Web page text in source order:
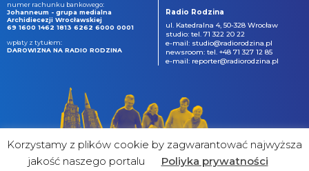
numer rachunku bankowego:
Johanneum - grupa medialna
Archidiecezji Wrocławskiej
69 1600 1462 1813 6262 6000 0001
wpłaty z tytułem:
DAROWIZNA NA RADIO RODZINA
Radio Rodzina
ul. Katedralna 4, 50-328 Wrocław
studio: tel. 71 322 20 22
e-mail: studio@radiorodzina.pl
newsroom: tel. +48 71 327 12 85
e-mail: reporter@radiorodzina.pl
Korzystamy z plików cookie by zagwarantować najwyższa
jakość naszego portalu
Poliyka prywatności